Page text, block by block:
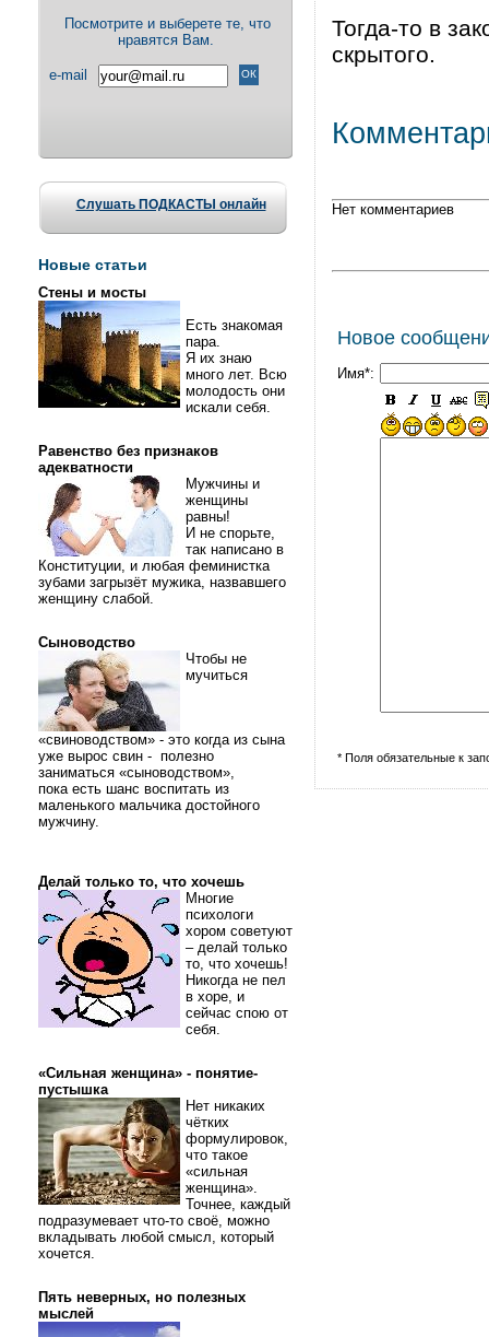
Посмотрите и выберете те, что
нравятся Вам.
e-mail
Слушать ПОДКАСТЫ онлайн
Новые статьи
Стены и мосты
Есть знакомая
пара.
Я их знаю
много лет. Всю
молодость они
искали себя.
Равенство без признаков
адекватности
Мужчины и
женщины
равны!
И не спорьте,
так написано в
Конституции, и любая феминистка
зубами загрызёт мужика, назвавшего
женщину слабой.
Сыноводство
Чтобы не
мучиться
«свиноводством» - это когда из сына
уже вырос свин - полезно
заниматься «сыноводством»,
пока есть шанс воспитать из
маленького мальчика достойного
мужчину.
Делай только то, что хочешь
Многие
психологи
хором советуют
– делай только
то, что хочешь!
Никогда не пел
в хоре, и
сейчас спою от
себя.
«Сильная женщина» - понятие-
пустышка
Нет никаких
чётких
формулировок,
что такое
«сильная
женщина».
Точнее, каждый
подразумевает что-то своё, можно
вкладывать любой смысл, который
хочется.
Пять неверных, но полезных
мыслей
Тогда-то в
скрытого.
Нет комментариев
Новое
Имя*:
* Поля обязательные к